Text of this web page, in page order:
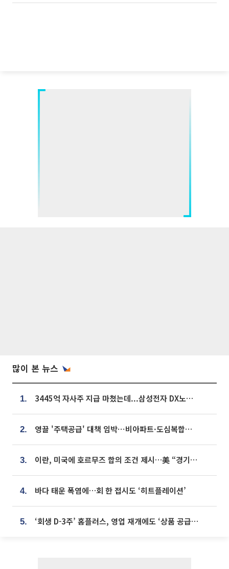
많이 본 뉴스
1. 3445억 자사주 지급 마쳤는데...삼성전자 DX노조, 뒤늦은 '떼쓰기 집회'
2. 영끌 '주택공급' 대책 임박⋯비아파트·도심복합까지 총동원
3. 이란, 미국에 호르무즈 합의 조건 제시…美 “경기 아직 안 끝나” [종합]
4. 바다 태운 폭염에…회 한 접시도 ‘히트플레이션’
5. ‘회생 D-3주’ 홈플러스, 영업 재개에도 ‘상품 공급망’ 복구가 생존 관건